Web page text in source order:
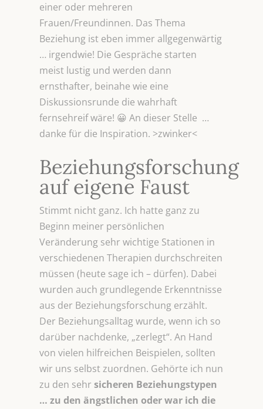
einer oder mehreren
Frauen/Freundinnen. Das Thema
Beziehung ist eben immer allgegenwärtig
… irgendwie! Die Gespräche starten
meist lustig und werden dann
ernsthafter, beinahe wie eine
Diskussionsrunde die wahrhaft
fernsehreif wäre! 😀 An dieser Stelle …
danke für die Inspiration. >zwinker<
Beziehungsforschung
auf eigene Faust
Stimmt nicht ganz. Ich hatte ganz zu
Beginn meiner persönlichen
Veränderung sehr wichtige Stationen in
verschiedenen Therapien durchschreiten
müssen (heute sage ich – dürfen). Dabei
wurden auch grundlegende Erkenntnisse
aus der Beziehungsforschung erzählt.
Der Beziehungsalltag wurde, wenn ich so
darüber nachdenke, „zerlegt“. An Hand
von vielen hilfreichen Beispielen, sollten
wir uns selbst zuordnen. Gehörte ich nun
zu den sehrsicheren Beziehungstypen
… zu den ängstlichen oder war ich die